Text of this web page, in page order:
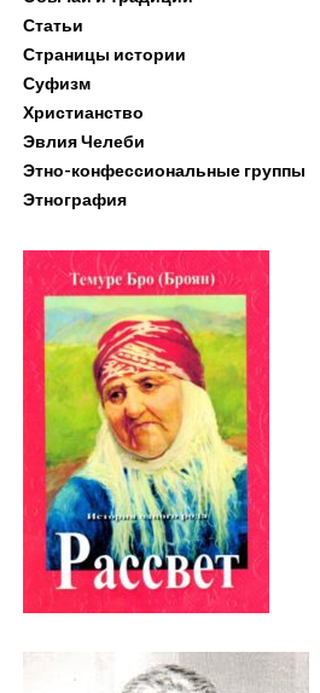
Статьи
Страницы истории
Суфизм
Христианство
Эвлия Челеби
Этно-конфессиональные группы
Этнография